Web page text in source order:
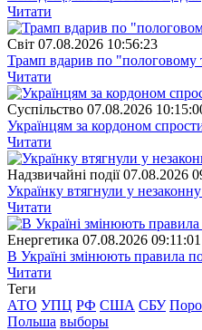
Читати
Свiт 07.08.2026 10:56:23
Трамп вдарив по "пологовому
Читати
Суспiльство 07.08.2026
Українцям за кордоном
Читати
Надзвичайні події 07.08.2026
Українку втягнули у
Читати
Енергетика 07.08.2026 09:11:01
В Україні змінюють правила
Читати
Теги
АТО УПЦ РФ США СБУ
Польша выборы